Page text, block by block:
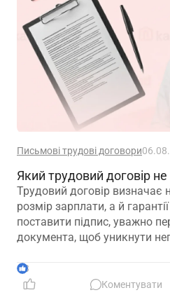
Письмові трудові договори
Який трудовий договір
Трудовий договір визначає
розмір зарплати, а й
поставити підпис, уважно
документа, щоб уникнути
3
Коментувати